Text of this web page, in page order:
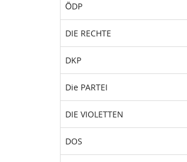
ÖDP
DIE RECHTE
DKP
Die PARTEI
DIE VIOLETTEN
DOS